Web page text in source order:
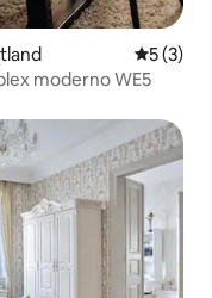
5 de
5 (3)
moderno WE5